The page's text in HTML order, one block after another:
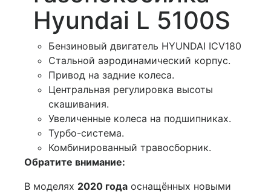
Hyundai L 5100S
Бензиновый двигатель HYUNDAI ICV180
Стальной аэродинамический корпус.
Привод на задние колеса.
Центральная регулировка высоты
скашивания.
Увеличенные колеса на подшипниках.
Турбо-система.
Комбинированный травосборник.
Обратите внимание:
В моделях 2020 года оснащённых новыми